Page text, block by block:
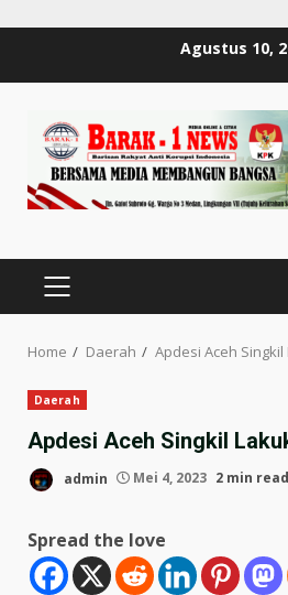
Agustus 10,
PRIMARY
MENU
Home Daerah Apdesi Aceh
Daerah
Apdesi Aceh Singkil
admin Mei 4, 2023 2 min read
Spread the love